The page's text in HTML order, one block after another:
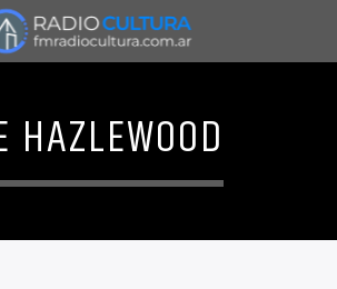
HAZLEWOOD